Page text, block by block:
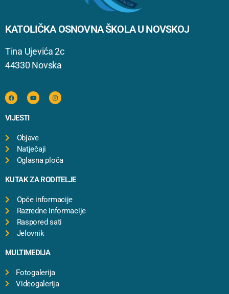
KATOLIČKA OSNOVNA ŠKOLA U NOVSKOJ
Tina Ujevića 2c
44330 Novska
VIJESTI
Objave
Natječaji
Oglasna ploča
KUTAK ZA RODITELJE
Opće informacije
Razredne informacije
Raspored sati
Jelovnik
MULTIMEDIJA
Fotogalerija
Videogalerija